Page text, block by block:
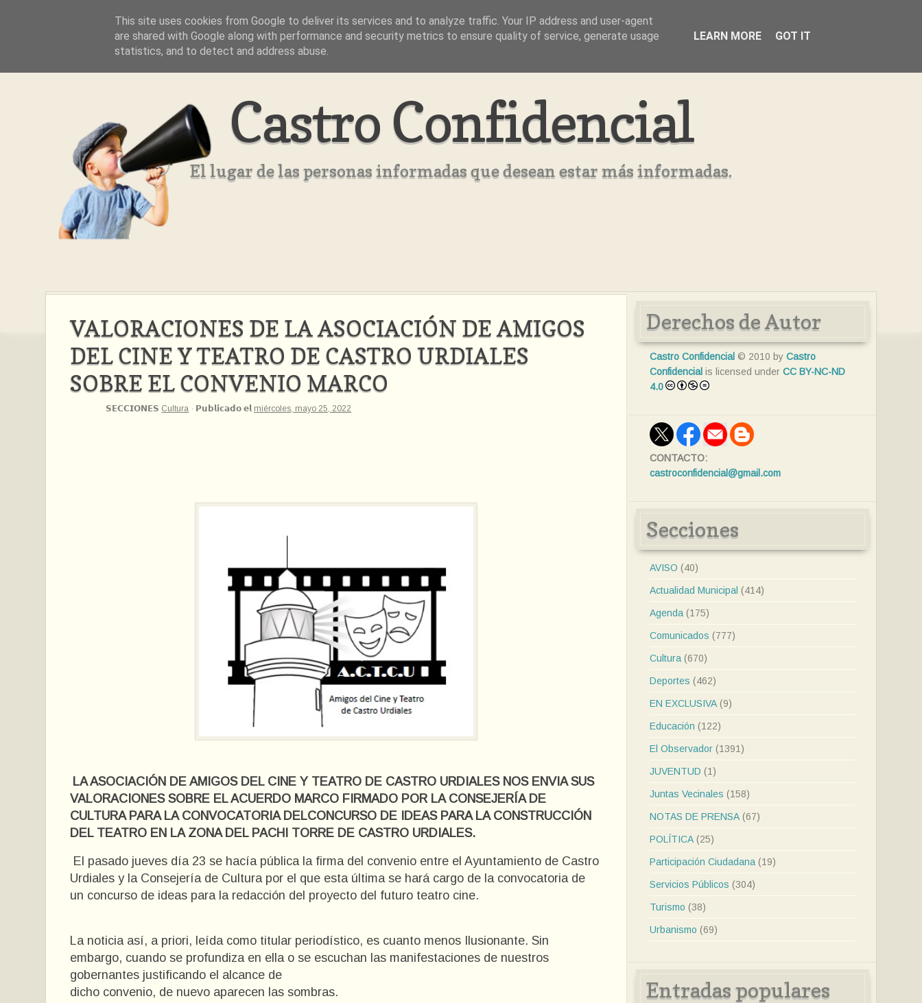
Aviso Legal Quienes Somos ??
Castro Confidencial
El lugar de las personas informadas que desean estar más informadas.
VALORACIONES DE LA ASOCIACIÓN DE AMIGOS
DEL CINE Y TEATRO DE CASTRO URDIALES
SOBRE EL CONVENIO MARCO
𝗦𝗘𝗖𝗖𝗜𝗢𝗡𝗘𝗦 Cultura · 𝗣𝘂𝗯𝗹𝗶𝗰𝗮𝗱𝗼 𝗲𝗹 miércoles, mayo 25, 2022
LA ASOCIACIÓN DE AMIGOS DEL CINE Y TEATRO DE CASTRO URDIALES NOS ENVIA SUS
VALORACIONES SOBRE EL ACUERDO MARCO FIRMADO POR LA CONSEJERÍA DE
CULTURA PARA LA CONVOCATORIA DELCONCURSO DE IDEAS PARA LA CONSTRUCCIÓN
DEL TEATRO EN LA ZONA DEL PACHI TORRE DE CASTRO URDIALES.
El pasado jueves día 23 se hacía pública la firma del convenio entre el Ayuntamiento de Castro
Urdiales y la Consejería de Cultura por el que esta última se hará cargo de la convocatoria de
un concurso de ideas para la redacción del proyecto del futuro teatro cine.
La noticia así, a priori, leída como titular periodístico, es cuanto menos Ilusionante. Sin
embargo, cuando se profundiza en ella o se escuchan las manifestaciones de nuestros
gobernantes justificando el alcance de
dicho convenio, de nuevo aparecen las sombras.
Derechos de Autor
Castro Confidencial © 2010 by Castro
Confidencial is licensed under CC BY-NC-ND
4.0
CONTACTO:
castroconfidencial@gmail.com
Secciones
AVISO (40)
Actualidad Municipal (414)
Agenda (175)
Comunicados (777)
Cultura (670)
Deportes (462)
EN EXCLUSIVA (9)
Educación (122)
El Observador (1391)
JUVENTUD (1)
Juntas Vecinales (158)
NOTAS DE PRENSA (67)
POLÍTICA (25)
Participación Ciudadana (19)
Servicios Públicos (304)
Turismo (38)
Urbanismo (69)
Entradas populares
This site uses cookies from Google to deliver its services and to analyze traffic. Your IP address and user-agent
are shared with Google along with performance and security metrics to ensure quality of service, generate usage
statistics, and to detect and address abuse.
LEARN MORE GOT IT